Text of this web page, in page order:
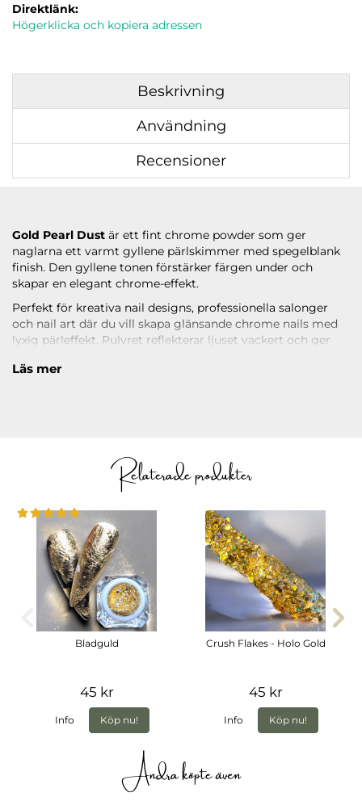
Direktlänk:
Högerklicka och kopiera adressen
Beskrivning
Användning
Recensioner
Gold Pearl Dust är ett fint chrome powder som ger
naglarna ett varmt gyllene pärlskimmer med spegelblank
finish. Den gyllene tonen förstärker färgen under och
skapar en elegant chrome-effekt.
Perfekt för kreativa nail designs, professionella salonger
och nail art där du vill skapa glänsande chrome nails med
lyxig pärleffekt. Pulvret reflekterar ljuset vackert och ger
Läs mer
Relaterade produkter
Bladguld
45 kr
Info Köp nu!
Crush Flakes - Holo Gold
45 kr
Info Köp nu!
Andra köpte även